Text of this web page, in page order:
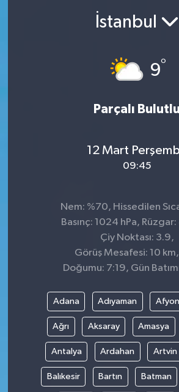
İstanbul
9°
Parçalı Bulutlu
12 Mart
09:45
Nem: %70, Hissedilen
Basınç: 1024 hPa,
Çiy Noktası: 3.9,
Görüş Mesafesi: 10
Doğumu: 7:19, Gün
Adana Adıyaman
Ağrı Aksaray Amasya
Antalya Ardahan Artvin
Balıkesir Bartın Batman